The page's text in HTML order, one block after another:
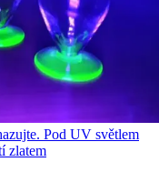
Pod UV světlem
zlatem